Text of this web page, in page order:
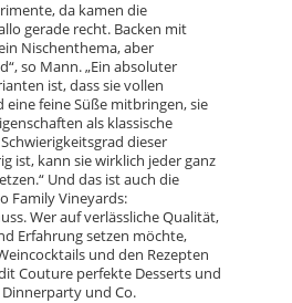
da kamen die
gerade recht. Backen mit
Nischenthema, aber
so Mann. „Ein absoluter
ist, dass sie vollen
eine feine Süße mitbringen, sie
als klassische
dieser
ist, kann sie wirklich jeder ganz
Und das ist auch die
Family Vineyards:
Wer auf verlässliche Qualität,
Erfahrung setzen möchte,
und den Rezepten
Couture perfekte Desserts und
und Co.